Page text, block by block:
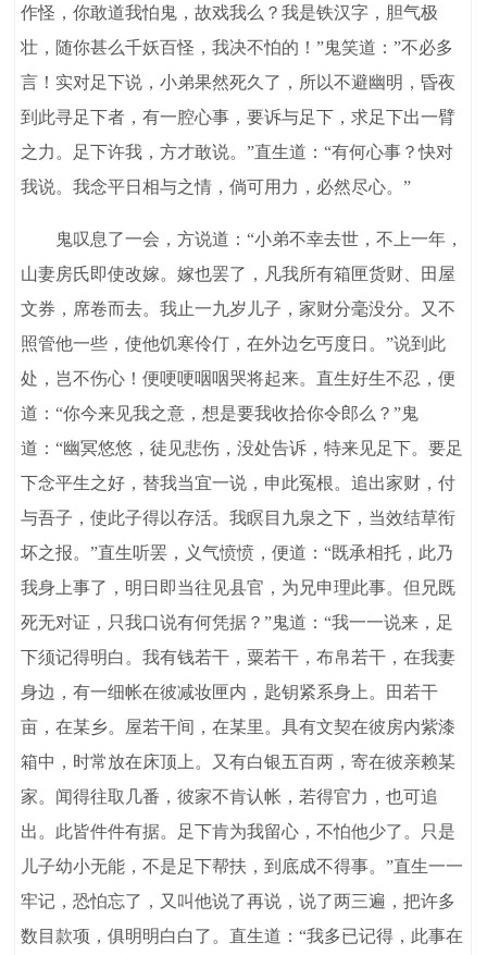
作怪，你敢道我怕鬼，故戏我么？我是铁汉字，胆气极
壮，随你甚么千妖百怪，我决不怕的！”鬼笑道：”不必多
言！实对足下说，小弟果然死久了，所以不避幽明，昏夜
到此寻足下者，有一腔心事，要诉与足下，求足下出一臂
之力。足下许我，方才敢说。”直生道：“有何心事？快对
我说。我念平日相与之情，倘可用力，必然尽心。”
鬼叹息了一会，方说道：“小弟不幸去世，不上一年，
山妻房氏即使改嫁。嫁也罢了，凡我所有箱匣货财、田屋
文券，席卷而去。我止一九岁儿子，家财分毫没分。又不
照管他一些，使他饥寒伶仃，在外边乞丐度日。”说到此
处，岂不伤心！便哽哽咽咽哭将起来。直生好生不忍，便
道：“你今来见我之意，想是要我收拾你令郎么？”鬼
道：“幽冥悠悠，徒见悲伤，没处告诉，特来见足下。要足
下念平生之好，替我当宜一说，申此冤根。追出家财，付
与吾子，使此子得以存活。我瞑目九泉之下，当效结草衔
坏之报。”直生听罢，义气愤愤，便道：“既承相托，此乃
我身上事了，明日即当往见县官，为兄申理此事。但兄既
死无对证，只我口说有何凭据？”鬼道：“我一一说来，足
下须记得明白。我有钱若干，粟若干，布帛若干，在我妻
身边，有一细帐在彼减妆匣内，匙钥紧系身上。田若干
亩，在某乡。屋若干间，在某里。具有文契在彼房内紫漆
箱中，时常放在床顶上。又有白银五百两，寄在彼亲赖某
家。闻得往取几番，彼家不肯认帐，若得官力，也可追
出。此皆件件有据。足下肯为我留心，不怕他少了。只是
儿子幼小无能，不是足下帮扶，到底成不得事。”直生一一
牢记，恐怕忘了，又叫他说了再说，说了两三遍，把许多
数目款项，俱明明白白了。直生道：“我多已记得，此事在